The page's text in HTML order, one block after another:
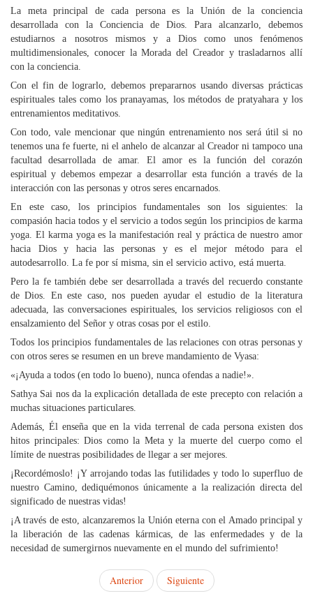
La meta principal de cada persona es la Unión de la conciencia
desarrollada con la Conciencia de Dios. Para alcanzarlo, debemos
estudiarnos a nosotros mismos y a Dios como unos fenómenos
multidimensionales, conocer la Morada del Creador y trasladarnos allí
con la conciencia.
Con el fin de lograrlo, debemos prepararnos usando diversas prácticas
espirituales tales como los pranayamas, los métodos de pratyahara y los
entrenamientos meditativos.
Con todo, vale mencionar que ningún entrenamiento nos será útil si no
tenemos una fe fuerte, ni el anhelo de alcanzar al Creador ni tampoco una
facultad desarrollada de amar. El amor es la función del corazón
espiritual y debemos empezar a desarrollar esta función a través de la
interacción con las personas y otros seres encarnados.
En este caso, los principios fundamentales son los siguientes: la
compasión hacia todos y el servicio a todos según los principios de karma
yoga. El karma yoga es la manifestación real y práctica de nuestro amor
hacia Dios y hacia las personas y es el mejor método para el
autodesarrollo. La fe por sí misma, sin el servicio activo, está muerta.
Pero la fe también debe ser desarrollada a través del recuerdo constante
de Dios. En este caso, nos pueden ayudar el estudio de la literatura
adecuada, las conversaciones espirituales, los servicios religiosos con el
ensalzamiento del Señor y otras cosas por el estilo.
Todos los principios fundamentales de las relaciones con otras personas y
con otros seres se resumen en un breve mandamiento de Vyasa:
«¡Ayuda a todos (en todo lo bueno), nunca ofendas a nadie!».
Sathya Sai nos da la explicación detallada de este precepto con relación a
muchas situaciones particulares.
Además, Él enseña que en la vida terrenal de cada persona existen dos
hitos principales: Dios como la Meta y la muerte del cuerpo como el
límite de nuestras posibilidades de llegar a ser mejores.
¡Recordémoslo! ¡Y arrojando todas las futilidades y todo lo superfluo de
nuestro Camino, dediquémonos únicamente a la realización directa del
significado de nuestras vidas!
¡A través de esto, alcanzaremos la Unión eterna con el Amado principal y
la liberación de las cadenas kármicas, de las enfermedades y de la
necesidad de sumergirnos nuevamente en el mundo del sufrimiento!
Anterior Siguiente